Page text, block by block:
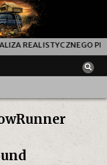
REALISTYCZNEGO